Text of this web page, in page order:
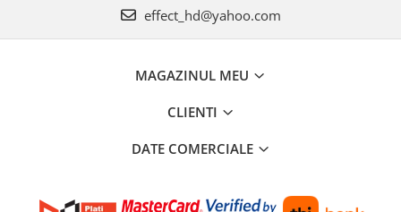
effect_hd@yahoo.com
MAGAZINUL MEU
CLIENTI
DATE COMERCIALE